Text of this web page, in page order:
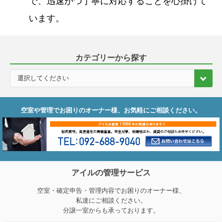
います。
カテゴリーから探す
空室や管理でお困りのオーナー様、お気軽にご相談ください。
アイルの管理サービス
空室・確定申告・管理内容でお困りのオーナー様、
私達にご相談ください。
分譲一室からも承っております。